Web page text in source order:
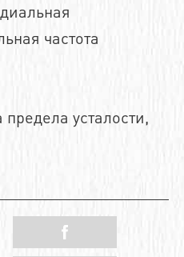
частота
усталости,